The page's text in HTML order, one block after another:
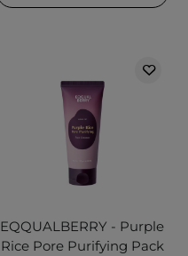
EQQUALBERRY - Purple
Rice Pore Purifying Pack